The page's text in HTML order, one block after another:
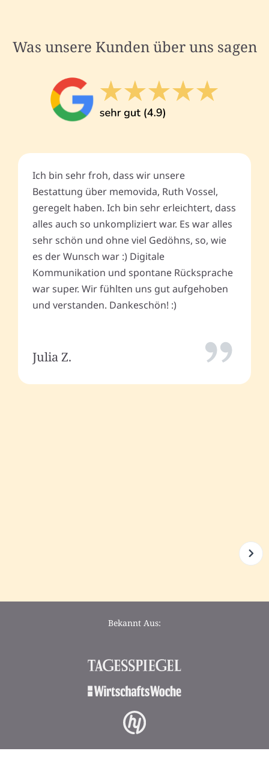
Was unsere Kunden über uns sagen
Ich bin sehr froh, dass wir unsere
Bestattung über memovida, Ruth Vossel,
geregelt haben. Ich bin sehr erleichtert, dass
alles auch so unkompliziert war. Es war alles
sehr schön und ohne viel Gedöhns, so, wie
es der Wunsch war :) Digitale
Kommunikation und spontane Rücksprache
war super. Wir fühlten uns gut aufgehoben
und verstanden. Dankeschön! :)
Julia Z.
Bekannt Aus: